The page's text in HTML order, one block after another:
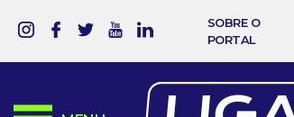
SOBRE O
PORTAL